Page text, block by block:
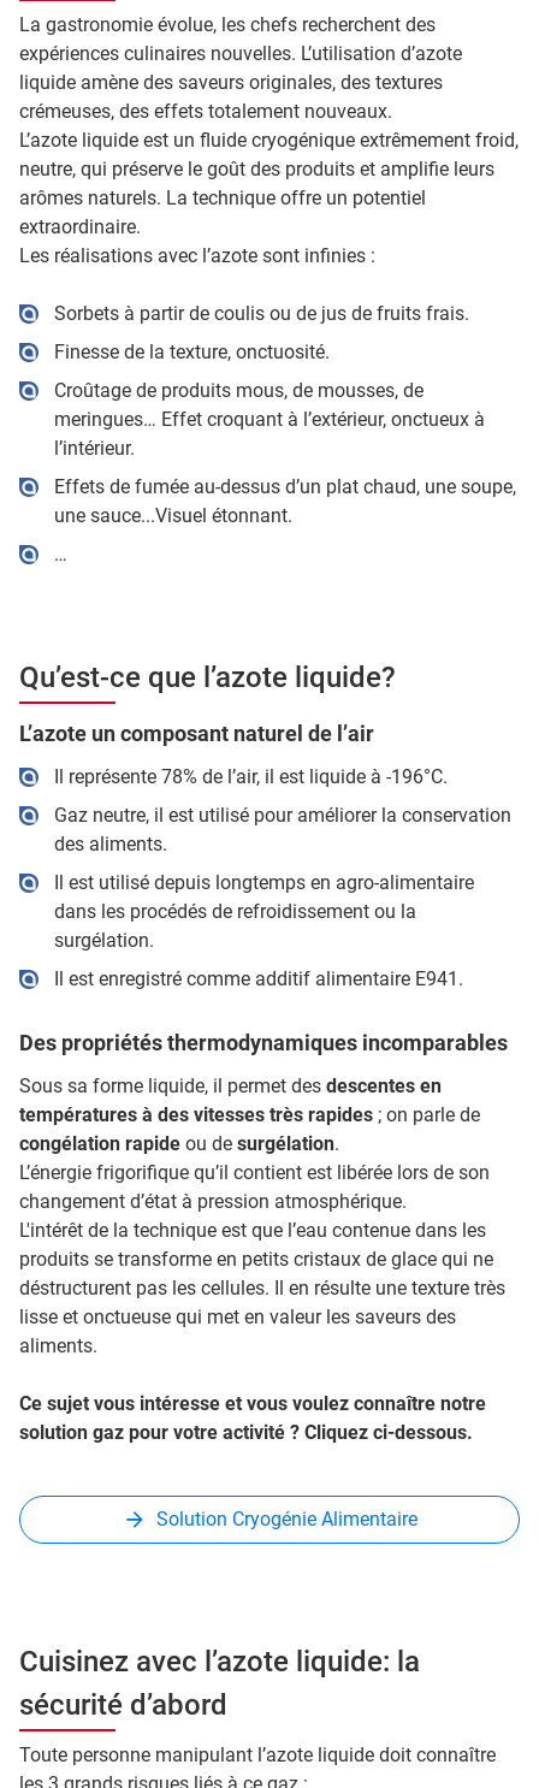
La gastronomie évolue, les chefs recherchent des
expériences culinaires nouvelles. L’utilisation d’azote
liquide amène des saveurs originales, des textures
crémeuses, des effets totalement nouveaux.
L’azote liquide est un fluide cryogénique extrêmement froid,
neutre, qui préserve le goût des produits et amplifie leurs
arômes naturels. La technique offre un potentiel
extraordinaire.
Les réalisations avec l’azote sont infinies :
Sorbets à partir de coulis ou de jus de fruits frais.
Finesse de la texture, onctuosité.
Croûtage de produits mous, de mousses, de
meringues… Effet croquant à l’extérieur, onctueux à
l’intérieur.
Effets de fumée au-dessus d’un plat chaud, une soupe,
une sauce...Visuel étonnant.
…
Qu’est-ce que l’azote liquide?
L’azote un composant naturel de l’air
Il représente 78% de l’air, il est liquide à -196°C.
Gaz neutre, il est utilisé pour améliorer la conservation
des aliments.
Il est utilisé depuis longtemps en agro-alimentaire
dans les procédés de refroidissement ou la
surgélation.
Il est enregistré comme additif alimentaire E941.
Des propriétés thermodynamiques incomparables
Sous sa forme liquide, il permet des descentes en
températures à des vitesses très rapides ; on parle de
congélation rapide ou de surgélation.
L’énergie frigorifique qu’il contient est libérée lors de son
changement d’état à pression atmosphérique.
L'intérêt de la technique est que l’eau contenue dans les
produits se transforme en petits cristaux de glace qui ne
déstructurent pas les cellules. Il en résulte une texture très
lisse et onctueuse qui met en valeur les saveurs des
aliments.
Ce sujet vous intéresse et vous voulez connaître notre
solution gaz pour votre activité ? Cliquez ci-dessous.
Solution Cryogénie Alimentaire
Cuisinez avec l’azote liquide: la
sécurité d’abord
Toute personne manipulant l’azote liquide doit connaître
les 3 grands risques liés à ce gaz :